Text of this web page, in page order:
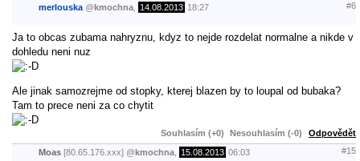
merlouska @kmochna 14.08.2013 18:27 #6
Ja to obcas zubama nahryznu, kdyz to nejde rozdelat normalne a nikde v
dohledu neni nuz
Ale jinak samozrejme od stopky, kterej blazen by to loupal od bubaka?
Tam to prece neni za co chytit
Souhlasím (+0) Nesouhlasím (-0) Odpovědět
Moas [80.65.176.xxx] @kmochna 15.08.2013 06:03 #15